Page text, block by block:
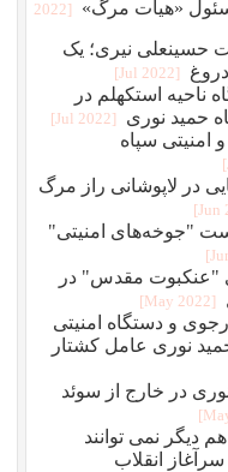
«هیات مرگ»
[2022
به روایت حسینعلی نیری؛ یک
[2022 Jul]
ناحیه استکهلم در
حمید نوری
[2022 Jul]
امنیتی سپاه
در لاپوشانی راز مرگ
"جوخه‌های امنیتی"
"عنکبوت مقدس" در
[2022 May]
و دستگاه امنیتی
نوری عامل کشتار
در خارج از سوئد
دیگر نمی توانند
انقلاب